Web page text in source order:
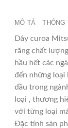
MÔ TẢ THÔNG
Dây curoa
răng chất
hầu hết các
đến những loại
đầu trong
loại , thương
với từng loại
Đặc tính sản